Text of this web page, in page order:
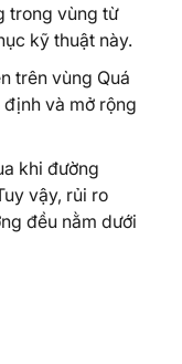
trong vùng từ
kỹ thuật này.
trên vùng Quá
và mở rộng
khi đường
vậy, rủi ro
đều nằm dưới